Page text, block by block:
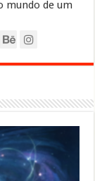
mundo de um